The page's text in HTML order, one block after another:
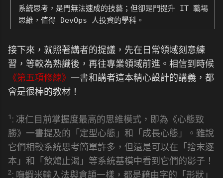
系統思考，是門無法速成的技藝；但卻是門提升 IT 職場
思維，值得 DevOps 人投資的學科。
接下來，就照著講者的提議，先在日常領域刻意練
習，等較為熟識後，再往專業領域前進。相信到時候
《第五項修練》 一書和講者這本精心設計的講義，都
會是很棒的教材！
1 : 凍仁目前掌握度最高的思維模式，即為《心態致
勝》一書提及的「定型心態」和「成長心態」。雖說
它們相較系統思考簡單許多，但還是可以在「捨末逐
本」和「飲鴆止渴」等系統基模中看到它們的影子！
2: 嘸蝦米輸入法與倉頡一樣，都是藉由字的「形狀」